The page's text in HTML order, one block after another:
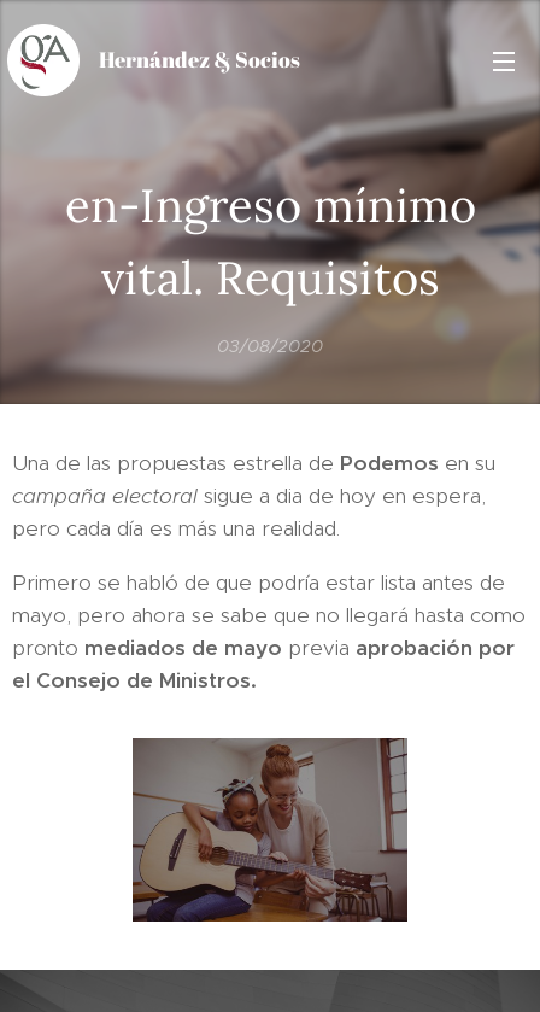
Hernández& Socios
en-Ingreso mínimo
vital. Requisitos
03/08/2020
Una de las propuestas estrella de Podemos en su
campaña electoral sigue a dia de hoy en espera,
pero cada día es más una realidad.
Primero se habló de que podría estar lista antes de
mayo, pero ahora se sabe que no llegará hasta como
pronto mediados de mayo previa aprobación por
el Consejo de Ministros.